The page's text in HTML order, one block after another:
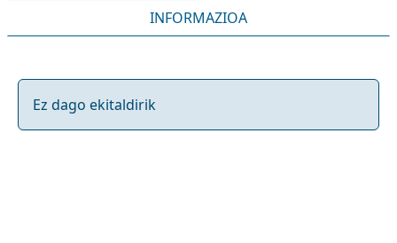
INFORMAZIOA
Ez dago ekitaldirik